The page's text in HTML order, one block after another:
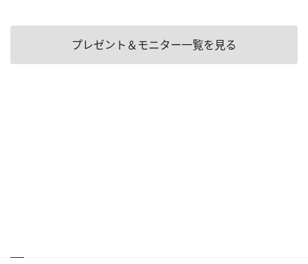
プレゼント＆モニター一覧を見る